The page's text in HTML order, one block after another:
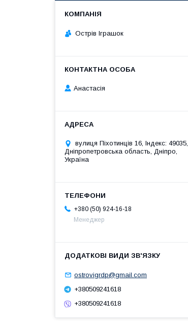
Острів Іграшок
Анастасія
вулиця Піхотинців 16, Індекс: 49035,
Дніпропетровська область, Дніпро,
Україна
+380 (50) 924-16-18
Менеджер
ostrovigrdp@gmail.com
+380509241618
+380509241618